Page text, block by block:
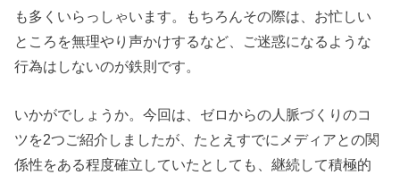
も多くいらっしゃいます。もちろんその際は、お忙しい
ところを無理やり声かけするなど、ご迷惑になるような
行為はしないのが鉄則です。
いかがでしょうか。今回は、ゼロからの人脈づくりのコ
ツを2つご紹介しましたが、たとえすでにメディアとの関
係性をある程度確立していたとしても、継続して積極的